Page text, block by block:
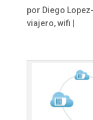
por Diego
viajero,wifi